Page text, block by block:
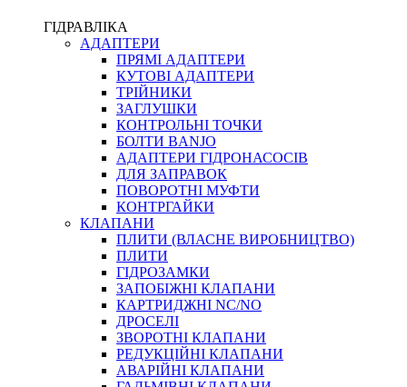
ФІТИНГИ ДІАГНОСТИЧНІ
АКСЕСУАРИ
ТРУБКИ ТА КОМПЛЕКТУЮЧІ
ФІТИНГИ ГІДРАВЛІЧНІ
ФІТИНГИ КОНДИЦІОНЕРНІ
ЗАХИСТ РУКАВІВ
ФІТИНГИ KARCHER
ФІТИНГИ НА ПІДЙОМ КАБІНИ
КОНЕКТОРИ
ХОМУТИ
ЧЕРВ`ЯЧНІ
ГІДРАВЛІКА
АДАПТЕРИ
ПРЯМІ АДАПТЕРИ
КУТОВІ АДАПТЕРИ
ТРІЙНИКИ
ЗАГЛУШКИ
КОНТРОЛЬНІ ТОЧКИ
БОЛТИ BANJO
АДАПТЕРИ ГІДРОНАСОСІВ
ДЛЯ ЗАПРАВОК
ПОВОРОТНІ МУФТИ
КОНТРГАЙКИ
КЛАПАНИ
ПЛИТИ (ВЛАСНЕ ВИРОБНИЦТВО)
ПЛИТИ
ГІДРОЗАМКИ
ЗАПОБІЖНІ КЛАПАНИ
КАРТРИДЖНІ NC/NO
ДРОСЕЛІ
ЗВОРОТНІ КЛАПАНИ
РЕДУКЦІЙНІ КЛАПАНИ
АВАРІЙНІ КЛАПАНИ